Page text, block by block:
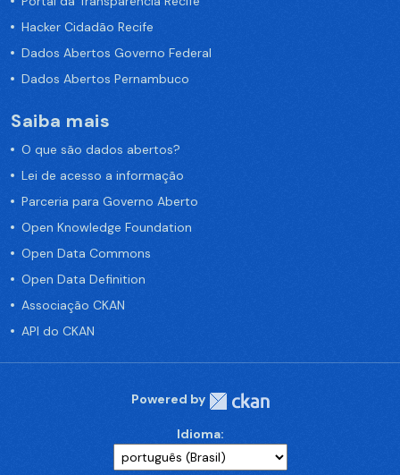
Hacker Cidadão Recife
Dados Abertos Governo Federal
Dados Abertos Pernambuco
Saiba mais
O que são dados abertos?
Lei de acesso a informação
Parceria para Governo Aberto
Open Knowledge Foundation
Open Data Commons
Open Data Definition
Associação CKAN
API do CKAN
Powered by
Idioma